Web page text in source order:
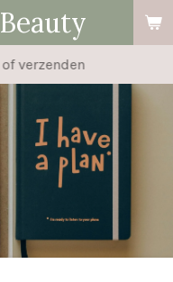
verzenden